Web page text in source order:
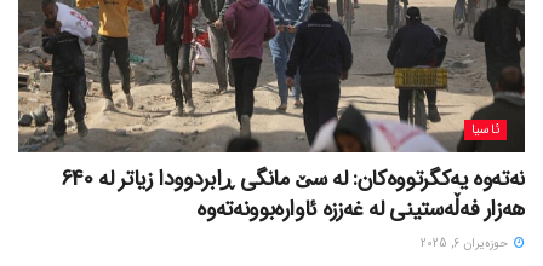
ئاسیا
نەتەوە یەکگرتووەکان: لە سێ مانگی ڕابردوودا زیاتر لە 640
هەزار فەڵەستینی لە غەززە ئاوارەبوونەتەوە
حوزه‌یران 6, 2025